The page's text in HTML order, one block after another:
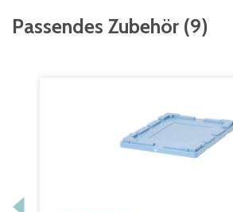
Passendes Zubehör (9)